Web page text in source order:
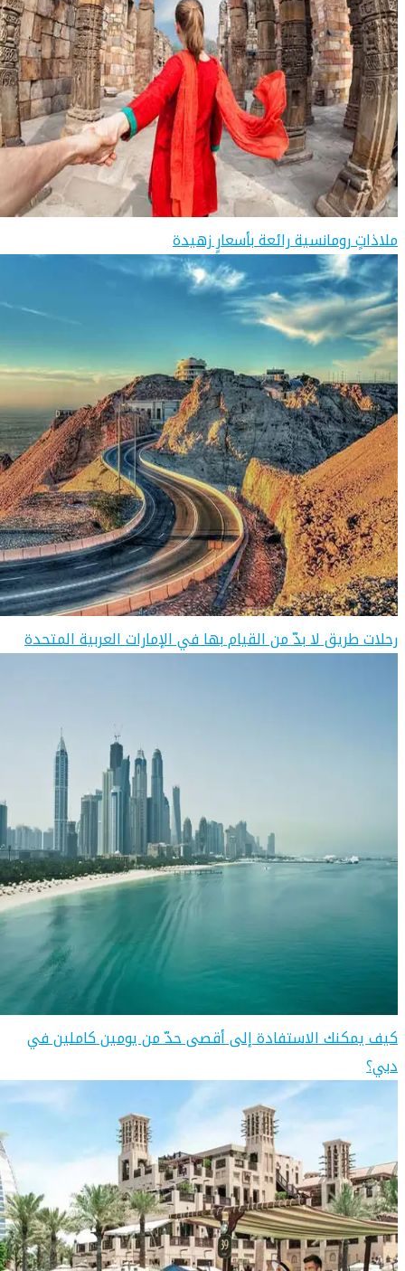
ملاذاتٍ رومانسية رائعة بأسعارٍ زهيدة
رحلات طريق لا بدّ من القيام بها في الإمارات العربية المتحدة
كيف يمكنك الاستفادة إلى أقصى حدّ من يومين كاملين في
دبي؟